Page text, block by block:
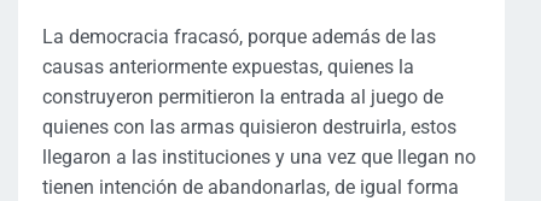
La democracia fracasó, porque además de las
causas anteriormente expuestas, quienes la
construyeron permitieron la entrada al juego de
quienes con las armas quisieron destruirla, estos
llegaron a las instituciones y una vez que llegan no
tienen intención de abandonarlas, de igual forma